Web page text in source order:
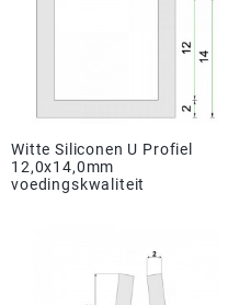
Witte Siliconen U Profiel
12,0x14,0mm
voedingskwaliteit